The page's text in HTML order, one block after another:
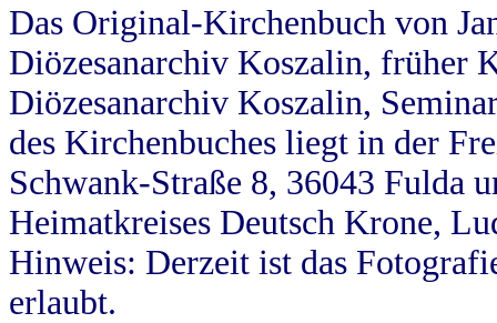
Das Original-Kirchenbuch von
Diözesanarchiv Koszalin, früher
Diözesanarchiv Koszalin,
des Kirchenbuches liegt in der
Schwank-Straße 8, 36043 Fulda
Heimatkreises Deutsch Krone,
Hinweis: Derzeit ist das
erlaubt.